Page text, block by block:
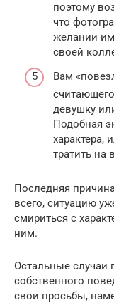
поэтому
что
желании
своей
Вам
девушку
Подобная
характера,
тратить на
Последняя
всего, ситуацию
смириться с
ним.
Остальные случаи
собственного
свои просьбы,